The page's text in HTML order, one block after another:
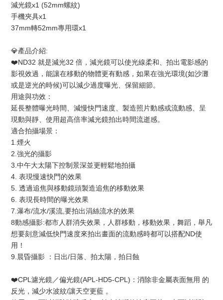
減光鏡x1 (52mm螺紋)
手機夾具x1
37mm轉52mm專用環x1
💎產品介紹:
❤️ND32 就是減光32 倍，減光鏡可以使光線柔和、拍出電影感的
影視效過，能讓在移動的物體更有動感，如果在強光環境(如沙灘
或是逆光的時候)可以減少過度曝光、保留細節。
用途與功效：
延長整體曝光時間、減慢快門速度、製造照片動感或流動感、呈
現動與靜、使用超高倍率減光鏡拍出時間流逝感。
適合拍攝場景：
1.煙火
2.強光的攝影
3.中午大太陽下控制景深並更輕鬆地拍攝
4. 表現慢速快門的效果
5. 透過追焦與移動鏡頭製造追焦的移動效果
6. 表現長時間的曝光效果
7.瀑布/流水/溪流,要拍出涓絲流水的效果
8動感攝影:都市人群消失效果，人群移動，移動效果，舞蹈，舉凡
想要刻意減低快門速度來拍出畫面的流動感時都可以搭配ND使
用！
9.晨昏攝影 ：日出/日落、拍太陽，拍日蝕
❤️CPL濾光鏡／偏光鏡(APL-HD5-CPL)：消除非金屬表面無用 的
反光，減少水波紋/讓天空更藍 。